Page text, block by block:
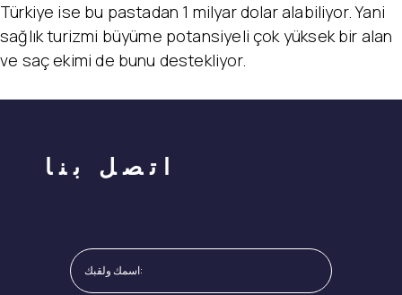
Türkiye ise bu pastadan 1 milyar dolar alabiliyor. Yani
sağlık turizmi büyüme potansiyeli çok yüksek bir alan
ve saç ekimi de bunu destekliyor.
اتصل بنا